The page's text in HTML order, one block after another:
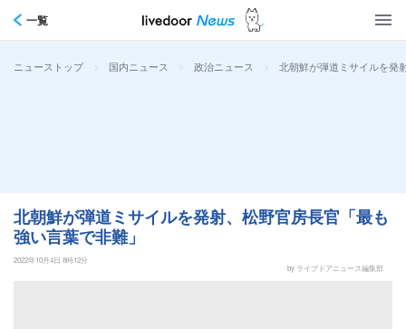
一覧
ニューストップ > 国内ニュース > 政治ニュース > 北朝鮮が弾道ミサイルを発
北朝鮮が弾道ミサイルを発射、松野官房長官「最も
強い言葉で非難」
2022年10月4日 8時12分
by ライブドアニュース編集部